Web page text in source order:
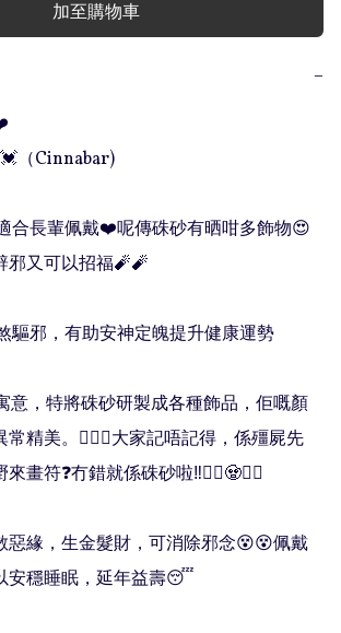
加至購物車
−
（Cinnabar)
合長輩佩戴❤️呢傳硃砂有晒咁多飾物😍
邪又可以招福🧨🧨
驅邪，有助安神定魄提升健康運勢
意，特將硃砂研製成各種飾品，佢嘅顏
精美。💁🏻‍♀️大家記唔記得，係殭屍先
畫符❓冇錯就係硃砂啦‼️🧟‍♀️🧟🧟‍♂️
惡緣，生金髮財，可消除邪念😵😵佩戴
安穩睡眠，延年益壽😴